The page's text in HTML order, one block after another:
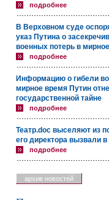
подробнее
В Верховном суде
указ Путина о
военных потерь в
подробнее
Информацию о гибели
мирное время Путин
государственной тайне
подробнее
Театр.doc выселяют из
его директора вызвали в
подробнее
архив новостей